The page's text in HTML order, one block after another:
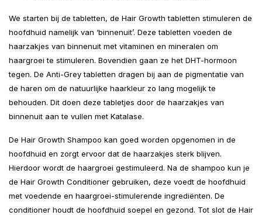
We starten bij de tabletten, de Hair Growth tabletten stimuleren de
hoofdhuid namelijk van ‘binnenuit’. Deze tabletten voeden de
haarzakjes van binnenuit met vitaminen en mineralen om
haargroei te stimuleren. Bovendien gaan ze het DHT-hormoon
tegen. De Anti-Grey tabletten dragen bij aan de pigmentatie van
de haren om de natuurlijke haarkleur zo lang mogelijk te
behouden. Dit doen deze tabletjes door de haarzakjes van
binnenuit aan te vullen met Katalase.
De Hair Growth Shampoo kan goed worden opgenomen in de
hoofdhuid en zorgt ervoor dat de haarzakjes sterk blijven.
Hierdoor wordt de haargroei gestimuleerd. Na de shampoo kun je
de Hair Growth Conditioner gebruiken, deze voedt de hoofdhuid
met voedende en haargroei-stimulerende ingrediënten. De
conditioner houdt de hoofdhuid soepel en gezond. Tot slot de Hair